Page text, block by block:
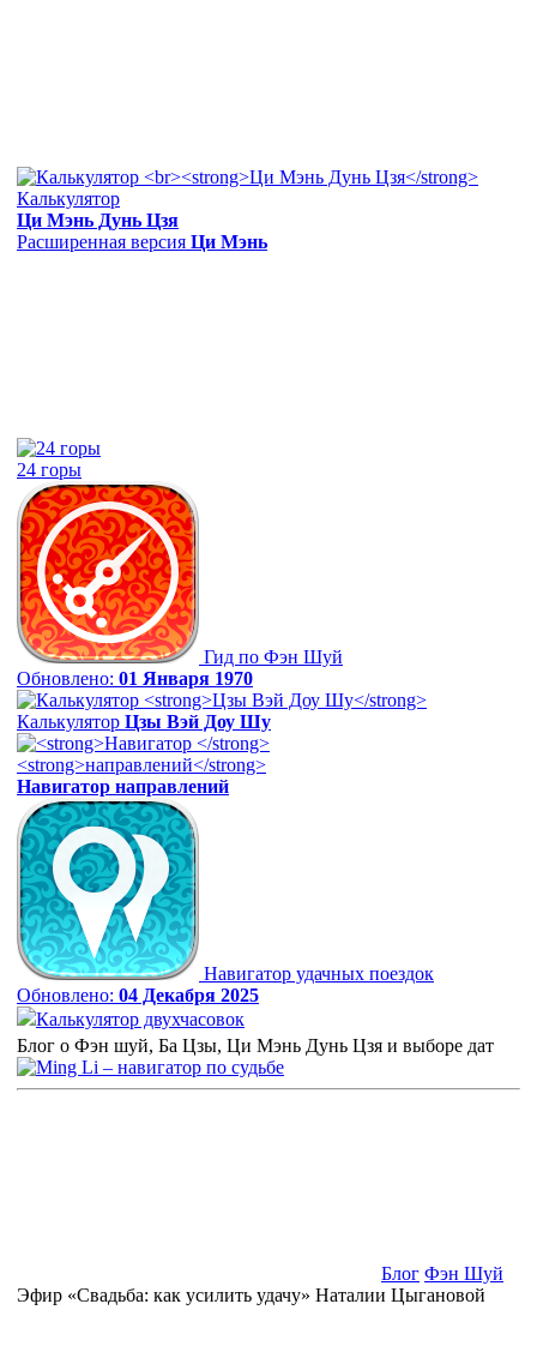
Калькулятор
Ци Мэнь Дунь Цзя
Расширенная версия Ци Мэнь
24 горы
Гид по Фэн Шуй
Обновлено: 01 Января 1970
Калькулятор Цзы Вэй Доу Шу
Навигатор направлений
Навигатор удачных поездок
Обновлено: 04 Декабря 2025
Калькулятор двухчасовок
Блог о Фэн шуй, Ба Цзы, Ци Мэнь Дунь Цзя и выборе дат
Блог Фэн Шуй
Эфир «Свадьба: как усилить удачу» Наталии Цыгановой